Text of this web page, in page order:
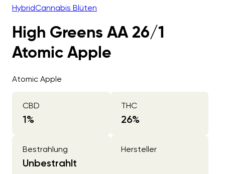
HybridCannabis Blüten
High Greens AA 26/1
Atomic Apple
Atomic Apple
CBD
1%
THC
26%
Bestrahlung
Unbestrahlt
Hersteller